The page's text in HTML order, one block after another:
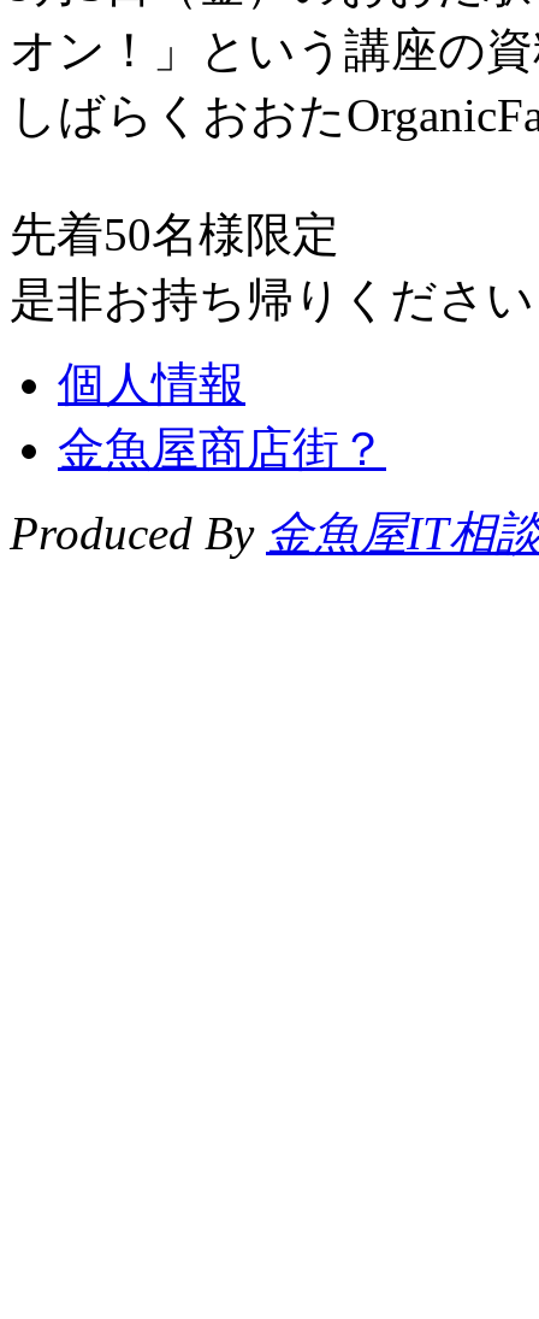
オン！」という講座の
しばらくおおた
先着50名様限定
是非お持ち帰りくださ
個人情報
金魚屋商店街？
Produced By 金魚屋IT相